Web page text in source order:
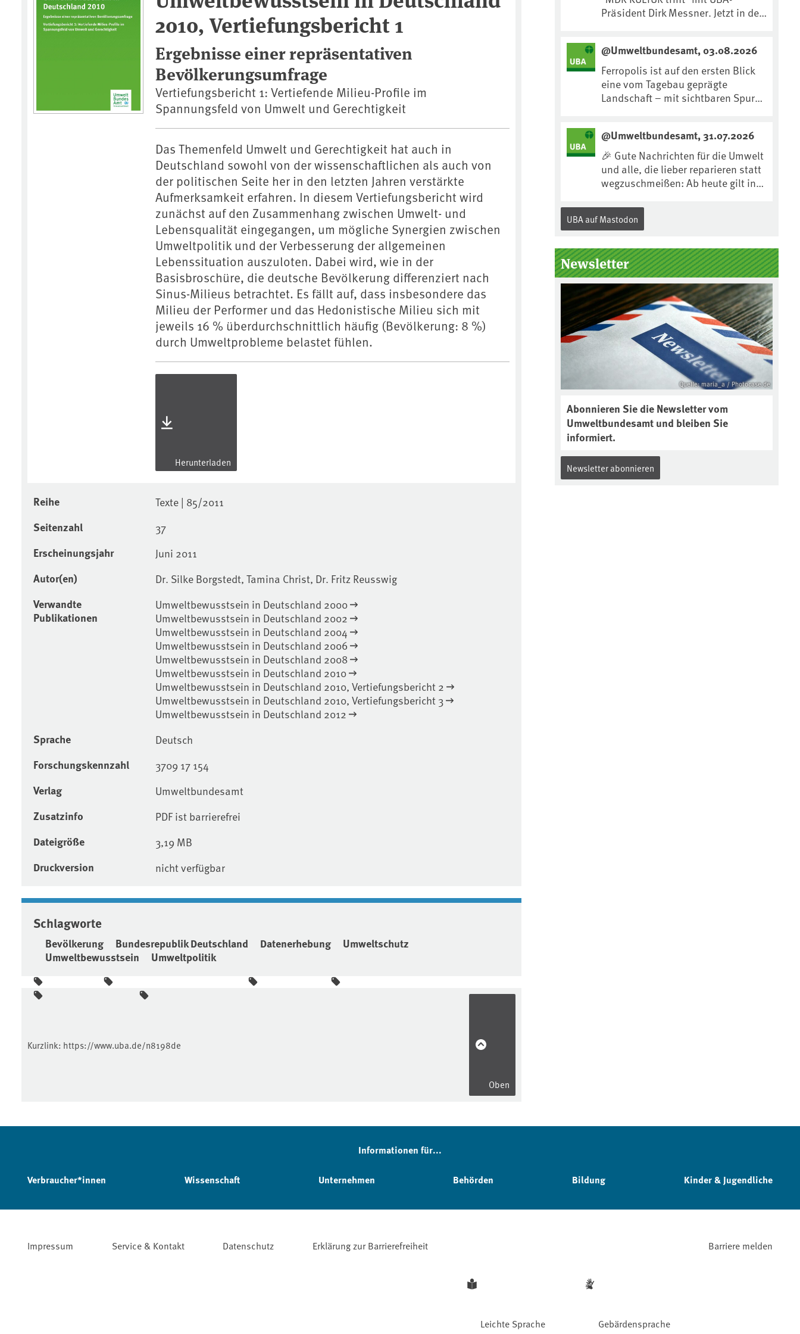
2010, Vertiefungsbericht 1
Ergebnisse einer repräsentativen
Bevölkerungsumfrage
Vertiefungsbericht 1: Vertiefende Milieu-Profile im
Spannungsfeld von Umwelt und Gerechtigkeit
Das Themenfeld Umwelt und Gerechtigkeit hat auch in
Deutschland sowohl von der wissenschaftlichen als auch von
der politischen Seite her in den letzten Jahren verstärkte
Aufmerksamkeit erfahren. In diesem Vertiefungsbericht wird
zunächst auf den Zusammenhang zwischen Umwelt- und
Lebensqualität eingegangen, um mögliche Synergien zwischen
Umweltpolitik und der Verbesserung der allgemeinen
Lebenssituation auszuloten. Dabei wird, wie in der
Basisbroschüre, die deutsche Bevölkerung differenziert nach
Sinus-Milieus betrachtet. Es fällt auf, dass insbesondere das
Milieu der Performer und das Hedonistische Milieu sich mit
jeweils 16 % überdurchschnittlich häufig (Bevölkerung: 8 %)
durch Umweltprobleme belastet fühlen.
Herunterladen
Reihe Texte | 85/2011
Seitenzahl 37
Erscheinungsjahr Juni 2011
Autor(en) Dr. Silke Borgstedt, Tamina Christ, Dr. Fritz Reusswig
Verwandte
Publikationen
Umweltbewusstsein in Deutschland 2000
Umweltbewusstsein in Deutschland 2002
Umweltbewusstsein in Deutschland 2004
Umweltbewusstsein in Deutschland 2006
Umweltbewusstsein in Deutschland 2008
Umweltbewusstsein in Deutschland 2010
Umweltbewusstsein in Deutschland 2010, Vertiefungsbericht 2
Umweltbewusstsein in Deutschland 2010, Vertiefungsbericht 3
Umweltbewusstsein in Deutschland 2012
Sprache Deutsch
Forschungskennzahl 3709 17 154
Verlag Umweltbundesamt
Zusatzinfo PDF ist barrierefrei
Dateigröße 3,19 MB
Druckversion nicht verfügbar
Schlagworte
Bevölkerung Bundesrepublik Deutschland Datenerhebung
Umweltschutz
Umweltbewusstsein
Umweltpolitik
Präsident Dirk Messner. Jetzt in der
t/trifft/dirk-messner-audio-
100.html
@Umweltbundesamt, 03.08.2026
Ferropolis ist auf den ersten Blick
eine vom Tagebau geprägte
Landschaft – mit sichtbaren Spuren
Boden. Doch diese Landschaft
erzählt mehr als nur ihre
bergbauliche Vergangenheit. Hier
lässt sich beobachten, wie sich aus
Kippenflächen lebendige Böden
entwickeln, Pflanzen Fuß fassen &
neue Lebensräume entstehen....
@Umweltbundesamt, 31.07.2026
🎉 Gute Nachrichten für die Umwelt
und alle, die lieber reparieren statt
wegzuschmeißen: Ab heute gilt in
das „Recht auf
Reparatur“.Demnach müssen
für die folgenden Produkte – soweit
technisch möglich – nach Ablauf
der Gewährleistungsfrist
Reparaturen zu einem
angemessenen Preis anbieten:
UBA auf Mastodon
Newsletter
Quelle: maria_a / Photocase.de
Abonnieren Sie die Newsletter vom
Umweltbundesamt und bleiben Sie
informiert.
Newsletter abonnieren
Kurzlink: https://www.uba.de/n8198de
Oben
Informationen für...
Verbraucher*innen Wissenschaft Unternehmen Behörden Bildung Kinder & Jugendliche
Impressum Service & Kontakt Datenschutz Erklärung zur Barrierefreiheit
Leichte Sprache Gebärdensprache
Barriere melden